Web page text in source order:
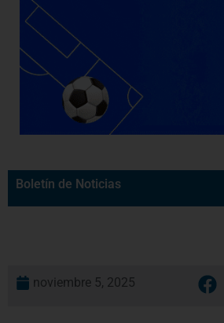
Boletín de Noticias
noviembre 5, 2025